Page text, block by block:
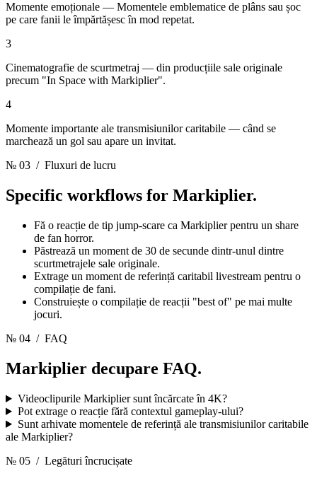
Momente emoționale — Momentele emblematice de plâns sau șoc
pe care fanii le împărtășesc în mod repetat.
3
Cinematografie de scurtmetraj — din producțiile sale originale
precum "In Space with Markiplier".
4
Momente importante ale transmisiunilor caritabile — când se
marchează un gol sau apare un invitat.
№ 03 / Fluxuri de lucru
Specific workflows for Markiplier.
Fă o reacție de tip jump-scare ca Markiplier pentru un share
de fan horror.
Păstrează un moment de 30 de secunde dintr-unul dintre
scurtmetrajele sale originale.
Extrage un moment de referință caritabil livestream pentru o
compilație de fani.
Construiește o compilație de reacții "best of" pe mai multe
jocuri.
№ 04 / FAQ
Markiplier decupare FAQ.
Videoclipurile Markiplier sunt încărcate în 4K?
Pot extrage o reacție fără contextul gameplay-ului?
Sunt arhivate momentele de referință ale transmisiunilor caritabile
ale Markiplier?
№ 05 / Legături încrucișate